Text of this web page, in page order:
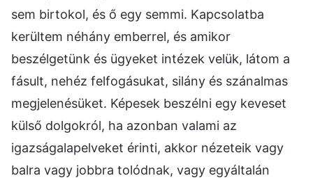
sem birtokol, és ő egy semmi. Kapcsolatba
kerültem néhány emberrel, és amikor
beszélgetünk és ügyeket intézek velük, látom a
fásult, nehéz felfogásukat, silány és szánalmas
megjelenésüket. Képesek beszélni egy keveset
külső dolgokról, ha azonban valami az
igazságalapelveket érinti, akkor nézeteik vagy
balra vagy jobbra tolódnak, vagy egyáltalán